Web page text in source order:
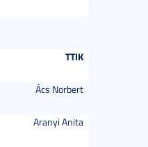
TTIK
Ács Norbert
Aranyi Anita